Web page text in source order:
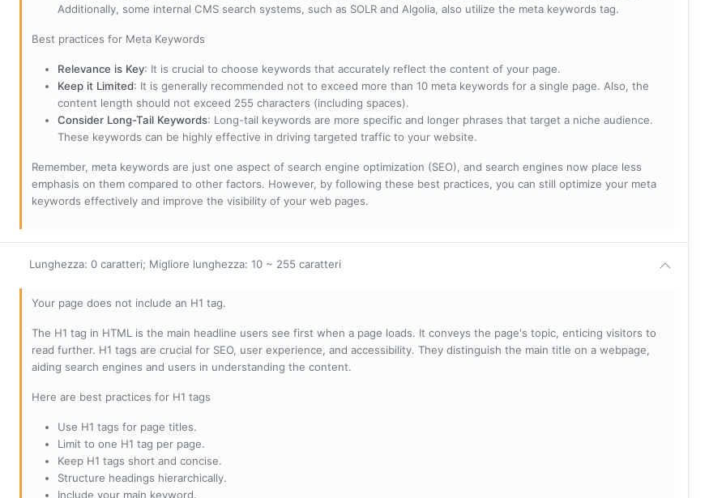
Additionally, some internal CMS search systems, such as SOLR and Algolia, also utilize the meta keywords tag.
Best practices for Meta Keywords
Relevance is Key: It is crucial to choose keywords that accurately reflect the content of your page.
Keep it Limited: It is generally recommended not to exceed more than 10 meta keywords for a single page. Also, the
content length should not exceed 255 characters (including spaces).
Consider Long-Tail Keywords: Long-tail keywords are more specific and longer phrases that target a niche audience.
These keywords can be highly effective in driving targeted traffic to your website.
Remember, meta keywords are just one aspect of search engine optimization (SEO), and search engines now place less
emphasis on them compared to other factors. However, by following these best practices, you can still optimize your meta
keywords effectively and improve the visibility of your web pages.
Lunghezza: 0 caratteri; Migliore lunghezza: 10 ~ 255 caratteri
Your page does not include an H1 tag.
The H1 tag in HTML is the main headline users see first when a page loads. It conveys the page's topic, enticing visitors to
read further. H1 tags are crucial for SEO, user experience, and accessibility. They distinguish the main title on a webpage,
aiding search engines and users in understanding the content.
Here are best practices for H1 tags
Use H1 tags for page titles.
Limit to one H1 tag per page.
Keep H1 tags short and concise.
Structure headings hierarchically.
Include your main keyword.